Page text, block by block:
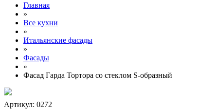
Главная
»
Все кухни
»
Итальянские фасады
»
Фасады
»
Фасад Гарда Тортора со стеклом S-образный
Артикул: 0272